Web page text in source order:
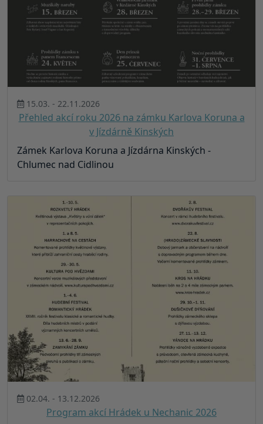
15.03. - 22.11.2026
Přehled akcí roku 2026 na zámku Karlova Koruna a
v Jízdárně Kinských
Zámek Karlova Koruna a Jízdárna Kinských -
Chlumec nad Cidlinou
02.04. - 13.12.2026
Program akcí Hrádek u Nechanic 2026